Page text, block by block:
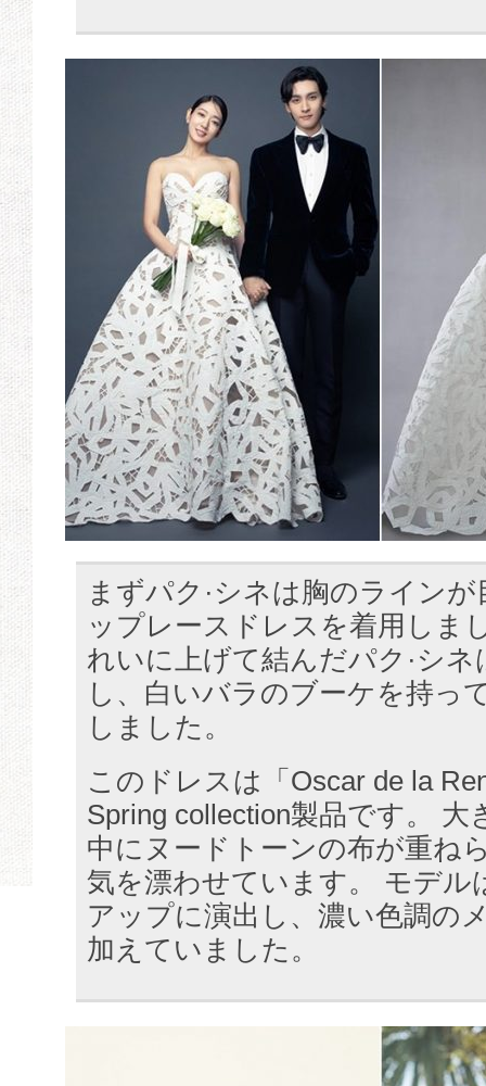
まずパク·シネは胸のライン
ップレースドレスを着用しま
れいに上げて結んだパク·シ
し、白いバラのブーケを持っ
しました。
このドレスは「Oscar de la
Spring collection製品です。 大
中にヌードトーンの布が重ね
気を漂わせています。 モデル
アップに演出し、濃い色調の
加えていました。